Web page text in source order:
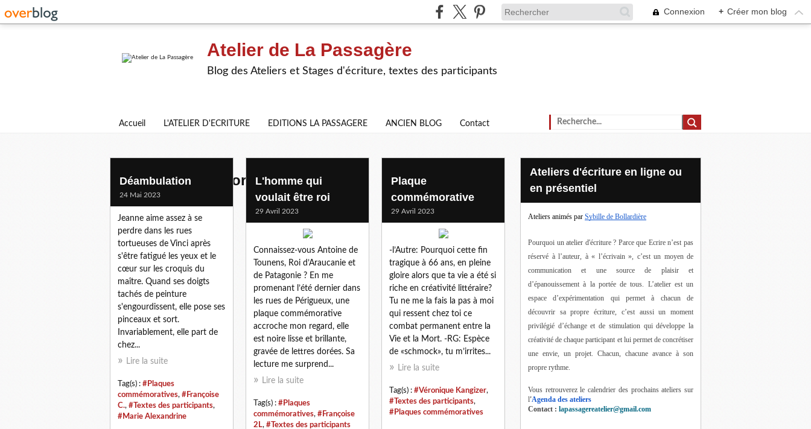
Connexion + Créer mon blog
Atelier de La Passagère
Blog des Ateliers et Stages d'écriture, textes des participants
Accueil L'ATELIER D'ECRITURE EDITIONS LA PASSAGERE ANCIEN BLOG Contact
plaques commemoratives
Déambulation
24 Mai 2023
Jeanne aime assez à se
perdre dans les rues
tortueuses de Vinci après
s'être fatigué les yeux et le
cœur sur les croquis du
maître. Quand ses doigts
tachés de peinture
s'engourdissent, elle pose ses
pinceaux et sort.
Invariablement, elle part de
chez...
Lire la suite
Tag(s) : #Plaques
commémoratives, #Françoise
C., #Textes des participants,
#Marie Alexandrine
L'homme qui
voulait être roi
29 Avril 2023
Connaissez-vous Antoine de
Tounens, Roi d’Araucanie et
de Patagonie ? En me
promenant l’été dernier dans
les rues de Périgueux, une
plaque commémorative
accroche mon regard, elle
est noire lisse et brillante,
gravée de lettres dorées. Sa
lecture me surprend...
Lire la suite
Tag(s) : #Plaques
commémoratives, #Françoise
2L, #Textes des participants
Plaque
commémorative
29 Avril 2023
-l’Autre: Pourquoi cette fin
tragique à 66 ans, en pleine
gloire alors que ta vie a été si
riche en créativité littéraire?
Tu ne me la fais la pas à moi
qui ressent chez toi ce
combat permanent entre la
Vie et la Mort. -RG: Espèce
de «schmock», tu m’irrites...
Lire la suite
Tag(s) : #Véronique Kangizer,
#Textes des participants,
#Plaques commémoratives
Ateliers d'écriture en ligne ou
en présentiel
Ateliers animés par Sybille de Bollardière
Pourquoi un atelier d'écriture ? Parce que Ecrire n’est pas
réservé à l’auteur, à « l’écrivain », c’est un moyen de
communication et une source de plaisir et
d’épanouissement à la portée de tous. L’atelier est un
espace d’expérimentation qui permet à chacun de
découvrir sa propre écriture, c’est aussi un moment
privilégié d’échange et de stimulation qui développe la
créativité de chaque participant et lui permet de concrétiser
une envie, un projet. Chacun, chacune avance à son
propre rythme.
Vous retrouverez le calendrier des prochains ateliers sur
l'Agenda des ateliers
Contact : lapassagereatelier@gmail.com